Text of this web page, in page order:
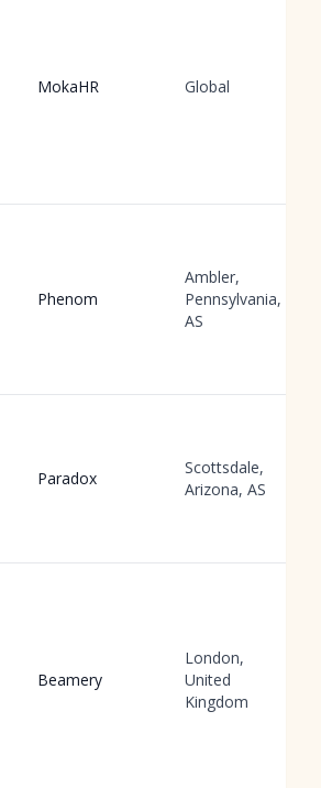
MokaHR Global
Phenom
Ambler,
Pennsylvania,
AS
Paradox
Scottsdale,
Arizona, AS
Beamery
London,
United
Kingdom